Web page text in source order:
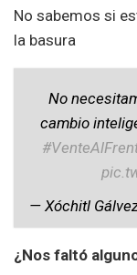
No sabemos si
la basura
No
cambio
— Xóchitl
¿Nos faltó